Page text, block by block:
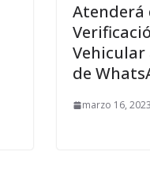
Atenderá
Vehicular
de
marzo 16, 2023